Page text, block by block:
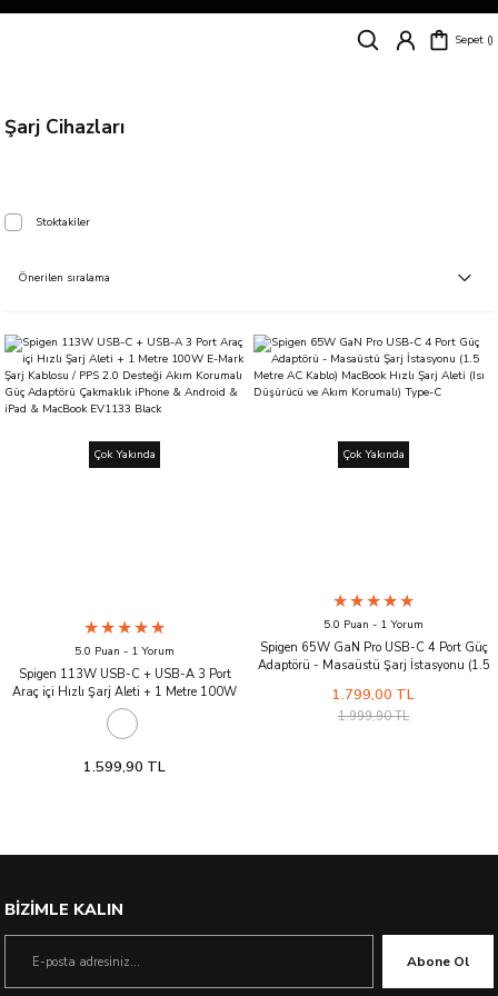
Siparişleriniz
Sepet
Şarj Cihazları
Stoktakiler
Çok Yakında
5.0 Puan - 1 Yorum
Spigen 113W USB-C + USB-A 3 Port
Araç içi Hızlı Şarj Aleti + 1 Metre 100W
E-Mark Şarj Kablosu / PPS 2.0 Desteği
Akım Korumalı Güç Adaptörü Çakmaklık
EV1133 Black
1.599,90 TL
Çok Yakında
5.0 Puan - 1 Yorum
Spigen 65W GaN Pro USB-C 4 Port Güç
Adaptörü - Masaüstü Şarj İstasyonu (1.5
(Isı Düşürücü ve Akım Korumalı) Type-C
1.799,00 TL
1.999,90 TL
BİZİMLE KALIN
Abone Ol